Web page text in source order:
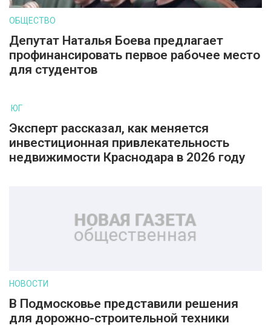
ОБЩЕСТВО
Депутат Наталья Боева предлагает
профинансировать первое рабочее место
для студентов
ЮГ
Эксперт рассказал, как меняется
инвестиционная привлекательность
недвижимости Краснодара в 2026 году
НОВОСТИ
В Подмосковье представили решения
для дорожно-строительной техники